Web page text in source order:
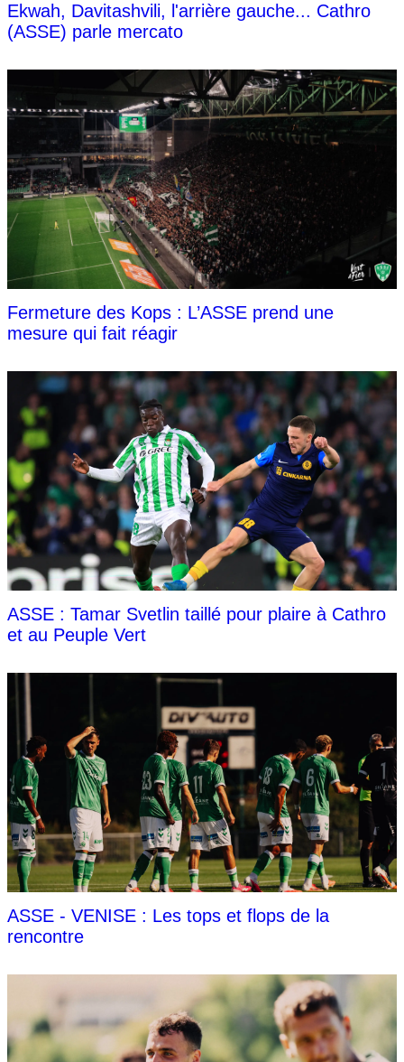
Ekwah, Davitashvili, l'arrière gauche... Cathro
(ASSE) parle mercato
Fermeture des Kops : L’ASSE prend une
mesure qui fait réagir
ASSE : Tamar Svetlin taillé pour plaire à Cathro
et au Peuple Vert
ASSE - VENISE : Les tops et flops de la
rencontre